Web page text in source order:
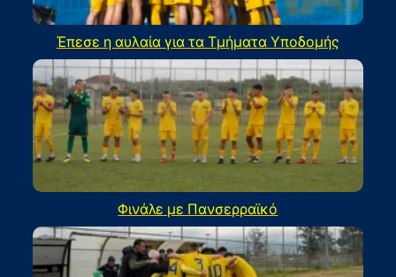
Έπεσε η αυλαία για τα Τμήματα Υποδομής
Φινάλε με Πανσερραϊκό